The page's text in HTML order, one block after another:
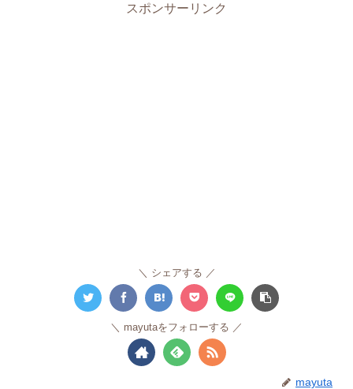
スポンサーリンク
シェアする
mayutaをフォローする
mayuta